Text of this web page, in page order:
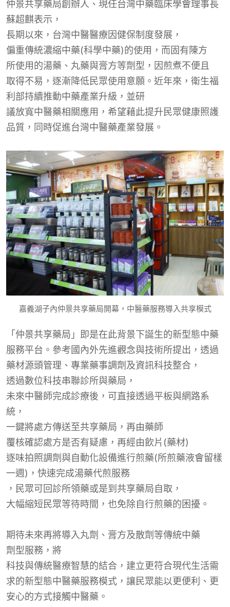
仲景共享藥局創辦人 、 現任台灣中藥臨床學會理事長
蘇超麒表示，
長期以來，台灣中醫醫療因健保制度發展，
偏重傳統濃縮中藥(科學中藥)的使用，而固有陳方
所使用的湯藥、丸藥與膏方等劑 型， 因煎煮不便 且
取得不易，逐漸降低民眾使用意願。近年來，衛生福
利 部持續推動中藥產業升級，並研
議放寬中醫藥相關應用，希望藉此提升民眾健康照護
品質，同時促進台灣中醫藥產業發展。
嘉義湖子內仲景共享藥局開幕，中醫藥服務導入共享模式
「仲景共享藥局」即是在此背景下誕生的新型態中藥
服務平台。參考國內外先進觀念與技術所提出，透過
藥材源頭管理、專業藥事調劑及資訊科技整合，
透過數位科技串聯診所與藥局 ，
未來中醫師完成診療後，可直接透過平板與網路系
統，
一鍵將處方傳送至共享藥局，再由藥師
覆核確認處方是否有疑慮 ， 再經由飲片(藥材)
逐味拍照調劑與自動化設備進行煎藥(所煎藥液會留樣
一週) ，快速完成湯藥代煎服務
，民眾可回診所領藥或是到共享藥局自取，
大幅縮短民眾等待時間，也免除自行煎藥的困擾。
期待未來再將導入丸劑 、 膏方及散劑 等傳統中藥
劑型服務 ， 將
科技與傳統醫療智慧的結合，建立更符合現代生活需
求的新型態中醫藥服務模式，讓民眾能以更便利、更
安心的方式接觸中醫藥。